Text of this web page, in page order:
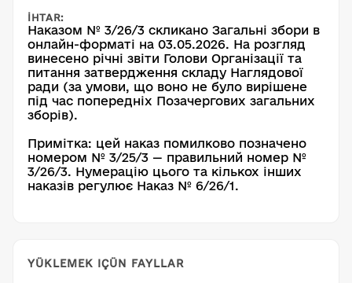
İHTAR:
Наказом № 3/26/3 скликано Загальні збори в
онлайн-форматі на 03.05.2026. На розгляд
винесено річні звіти Голови Організації та
питання затвердження складу Наглядової
ради (за умови, що воно не було вирішене
під час попередніх Позачергових загальних
зборів).
Примітка: цей наказ помилково позначено
номером № 3/25/3 — правильний номер №
3/26/3. Нумерацію цього та кількох інших
наказів регулює Наказ № 6/26/1.
YÜKLEMEK IÇÜN FAYLLAR